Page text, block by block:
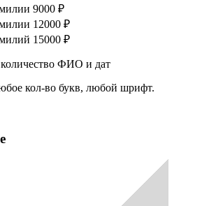
9000 ₽
12000 ₽
15000 ₽
ФИО и дат
кол-во букв, любой шрифт.